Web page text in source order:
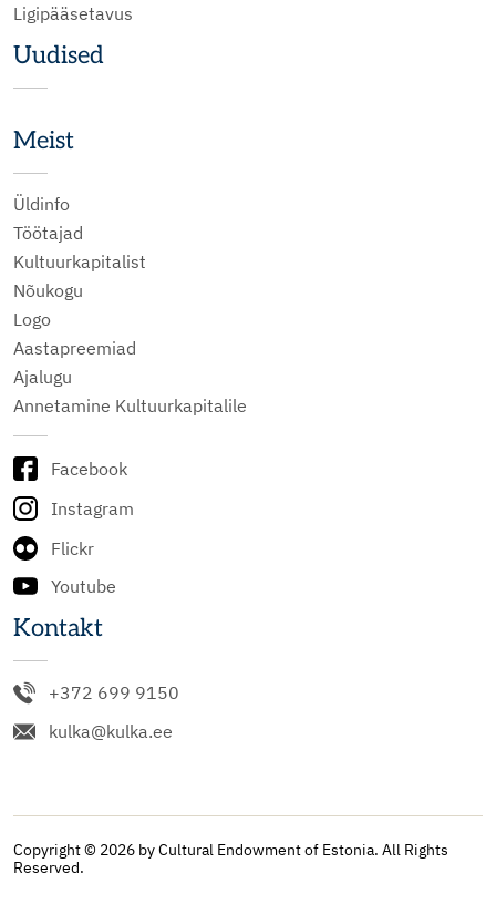
Ligipääsetavus
Uudised
Meist
Üldinfo
Töötajad
Kultuurkapitalist
Nõukogu
Logo
Aastapreemiad
Ajalugu
Annetamine Kultuurkapitalile
Facebook
Instagram
Flickr
Youtube
Kontakt
+372 699 9150
kulka@kulka.ee
Copyright © 2026 by Cultural Endowment of Estonia. All Rights
Reserved.